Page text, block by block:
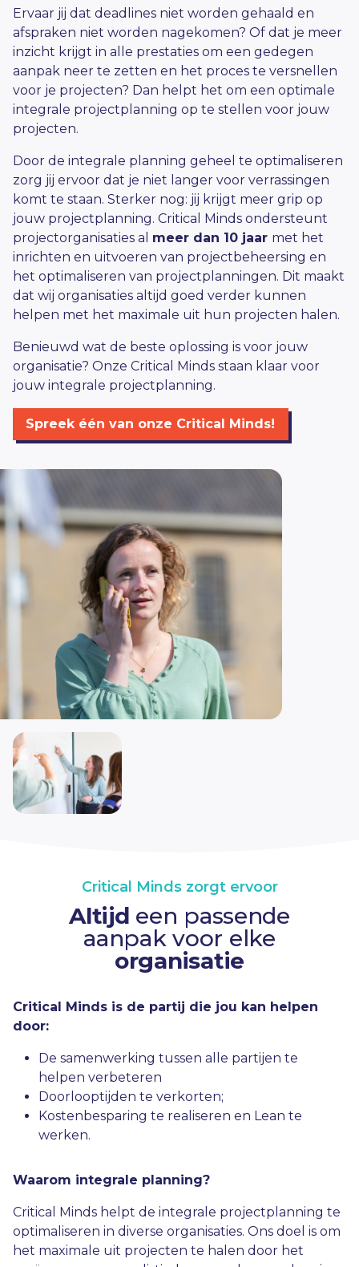
Ervaar jij dat deadlines niet worden gehaald en
afspraken niet worden nagekomen? Of dat je meer
inzicht krijgt in alle prestaties om een gedegen
aanpak neer te zetten en het proces te versnellen
voor je projecten? Dan helpt het om een optimale
integrale projectplanning op te stellen voor jouw
projecten.
Door de integrale planning geheel te optimaliseren
zorg jij ervoor dat je niet langer voor verrassingen
komt te staan. Sterker nog: jij krijgt meer grip op
jouw projectplanning. Critical Minds ondersteunt
projectorganisaties al meer dan 10 jaar met het
inrichten en uitvoeren van projectbeheersing en
het optimaliseren van projectplanningen. Dit maakt
dat wij organisaties altijd goed verder kunnen
helpen met het maximale uit hun projecten halen.
Benieuwd wat de beste oplossing is voor jouw
organisatie? Onze Critical Minds staan klaar voor
jouw integrale projectplanning.
Spreek één van onze Critical Minds!
Critical Minds zorgt ervoor
Altijd een passende
aanpak voor elke
organisatie
Critical Minds is de partij die jou kan helpen
door:
De samenwerking tussen alle partijen te
helpen verbeteren
Doorlooptijden te verkorten;
Kostenbesparing te realiseren en Lean te
werken.
Waarom integrale planning?
Critical Minds helpt de integrale projectplanning te
optimaliseren in diverse organisaties. Ons doel is om
het maximale uit projecten te halen door het